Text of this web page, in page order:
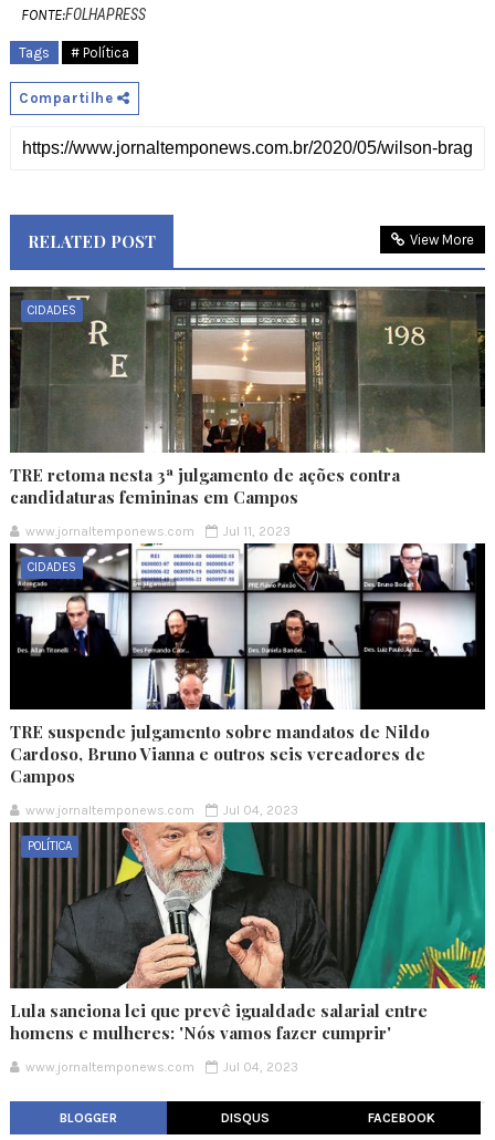
FONTE:FOLHAPRESS
Tags # Política
Compartilhe
RELATED POST View More
CIDADES
TRE retoma nesta 3ª julgamento de ações contra
candidaturas femininas em Campos
www.jornaltemponews.com Jul 11, 2023
CIDADES
TRE suspende julgamento sobre mandatos de Nildo
Cardoso, Bruno Vianna e outros seis vereadores de
Campos
www.jornaltemponews.com Jul 04, 2023
POLÍTICA
Lula sanciona lei que prevê igualdade salarial entre
homens e mulheres: 'Nós vamos fazer cumprir'
www.jornaltemponews.com Jul 04, 2023
BLOGGER DISQUS FACEBOOK